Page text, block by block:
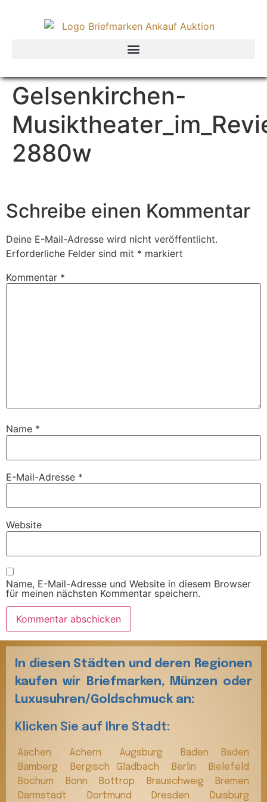
Gelsenkirchen-
2880w
Schreibe einen Kommentar
Deine E-Mail-Adresse wird nicht veröffentlicht.
Erforderliche Felder sind mit * markiert
Kommentar *
Name *
E-Mail-Adresse *
Website
Name, E-Mail-Adresse und Website in diesem Browser
für meinen nächsten Kommentar speichern.
In diesen Städten und deren Regionen
kaufen wir Briefmarken, Münzen oder
Luxusuhren/Goldschmuck an:
Klicken Sie auf Ihre Stadt:
Aachen Achern Augsburg
Baden Baden
Bamberg
Bergisch Gladbach Berlin
Bielefeld
Bochum
Bonn Bottrop Brauschweig
Bremen
Darmstadt
Dortmund Dresden
Duisburg